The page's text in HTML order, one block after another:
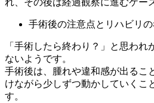
れ、その後は経過観察に進むケー
手術後の注意点とリハビリ
「手術したら終わり？」と思われ
ないようです。
手術後は、腫れや違和感が出るこ
けながら少しずつ動かしていくこ
す。